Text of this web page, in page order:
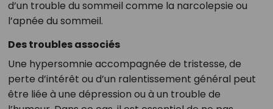
d’un trouble du sommeil comme la narcolepsie ou
l’apnée du sommeil.
Des troubles associés
Une hypersomnie accompagnée de tristesse, de
perte d’intérêt ou d’un ralentissement général peut
être liée à une dépression ou à un trouble de